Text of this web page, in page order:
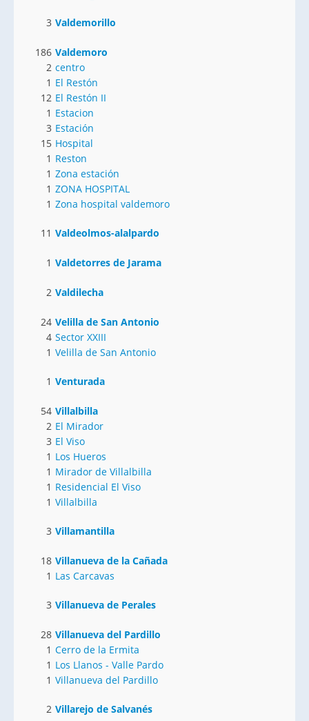
3 Valdemorillo
186 Valdemoro
2 centro
1 El Restón
12 El Restón II
1 Estacion
3 Estación
15 Hospital
1 Reston
1 Zona estación
1 ZONA HOSPITAL
1 Zona hospital valdemoro
11 Valdeolmos-alalpardo
1 Valdetorres de Jarama
2 Valdilecha
24 Velilla de San Antonio
4 Sector XXIII
1 Velilla de San Antonio
1 Venturada
54 Villalbilla
2 El Mirador
3 El Viso
1 Los Hueros
1 Mirador de Villalbilla
1 Residencial El Viso
1 Villalbilla
3 Villamantilla
18 Villanueva de la Cañada
1 Las Carcavas
3 Villanueva de Perales
28 Villanueva del Pardillo
1 Cerro de la Ermita
1 Los Llanos - Valle Pardo
1 Villanueva del Pardillo
2 Villarejo de Salvanés